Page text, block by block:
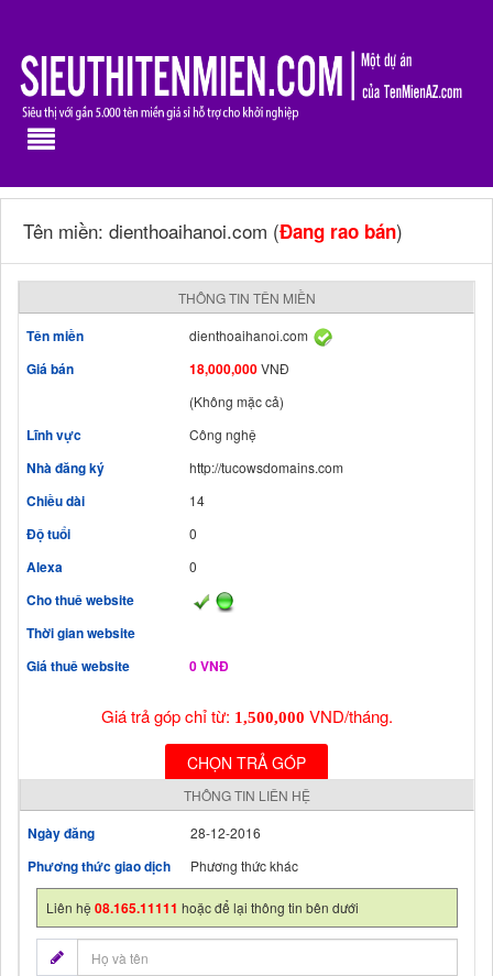
Tên miền: dienthoaihanoi.com (Đang rao bán)
THÔNG TIN TÊN MIỀN
Tên miền dienthoaihanoi.com
Giá bán 18,000,000VNĐ
(Không mặc cả)
Lĩnh vực Công nghệ
Nhà đăng ký http://tucowsdomains.com
Chiều dài 14
Độ tuổi 0
Alexa 0
Cho thuê website
Thời gian website
Giá thuê website
0 VNĐ
Giá trả góp chỉ từ: 1,500,000 VND/tháng.
CHỌN TRẢ GÓP
THÔNG TIN LIÊN HỆ
Ngày đăng 28-12-2016
Phương thức giao dịch Phương thức khác
Liên hệ08.165.11111 hoặc để lại thông tin bên dưới